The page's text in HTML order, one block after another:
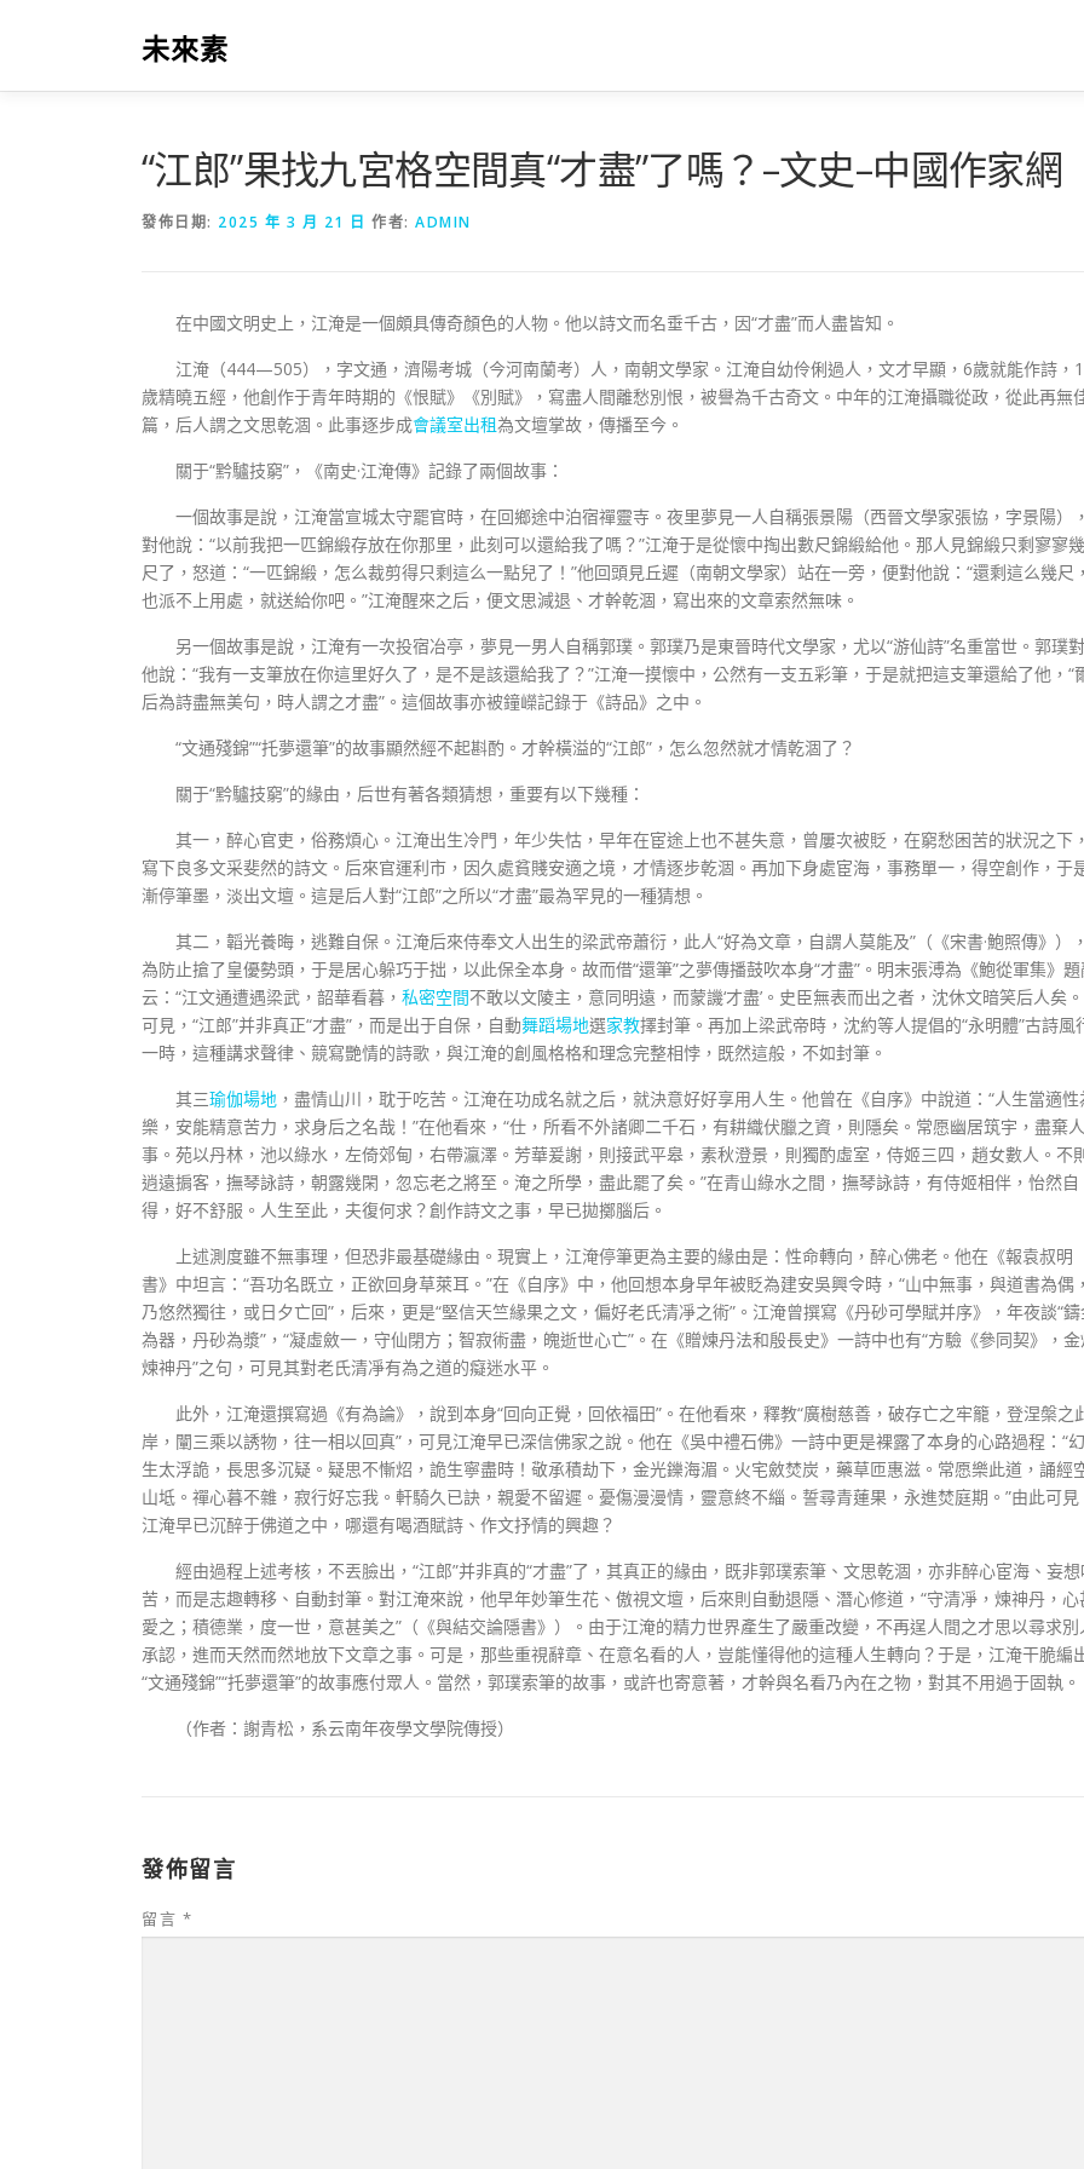
要
未來素
“江郎”果找九宮格空間真“才盡”了嗎？–文史–中國作家網
發佈日期: 2025 年 3 月 21 日 作者: ADMIN
在中國文明史上，江淹是一個頗具傳奇顏色的人物。他以詩文而名垂千古，因“才盡”而人盡皆知。
江淹（444—505），字文通，濟陽考城（今河南蘭考）人，南朝文學家。江淹自幼伶俐過人，文才早顯，6歲就能作詩，
歲精曉五經，他創作于青年時期的《恨賦》《別賦》，寫盡人間離愁別恨，被譽為千古奇文。中年的江淹攝職從政，從此再無
篇，后人謂之文思乾涸。此事逐步成會議室出租為文壇掌故，傳播至今。
關于“黔驢技窮”，《南史·江淹傳》記錄了兩個故事：
一個故事是說，江淹當宣城太守罷官時，在回鄉途中泊宿禪靈寺。夜里夢見一人自稱張景陽（西晉文學家張協，字景陽）
對他說：“以前我把一匹錦緞存放在你那里，此刻可以還給我了嗎？”江淹于是從懷中掏出數尺錦緞給他。那人見錦緞只剩寥寥幾
尺了，怒道：“一匹錦緞，怎么裁剪得只剩這么一點兒了！”他回頭見丘遲（南朝文學家）站在一旁，便對他說：“還剩這么幾尺
也派不上用處，就送給你吧。”江淹醒來之后，便文思減退、才幹乾涸，寫出來的文章索然無味。
另一個故事是說，江淹有一次投宿冶亭，夢見一男人自稱郭璞。郭璞乃是東晉時代文學家，尤以“游仙詩”名重當世。郭璞對
他說：“我有一支筆放在你這里好久了，是不是該還給我了？”江淹一摸懷中，公然有一支五彩筆，于是就把這支筆還給了他，“
后為詩盡無美句，時人謂之才盡”。這個故事亦被鐘嶸記錄于《詩品》之中。
“文通殘錦”“托夢還筆”的故事顯然經不起斟酌。才幹橫溢的“江郎”，怎么忽然就才情乾涸了？
關于“黔驢技窮”的緣由，后世有著各類猜想，重要有以下幾種：
其一，醉心官吏，俗務煩心。江淹出生冷門，年少失怙，早年在宦途上也不甚失意，曾屢次被貶，在窮愁困苦的狀況之下
寫下良多文采斐然的詩文。后來官運利市，因久處貧賤安適之境，才情逐步乾涸。再加下身處宦海，事務單一，得空創作，于
漸停筆墨，淡出文壇。這是后人對“江郎”之所以“才盡”最為罕見的一種猜想。
其二，韜光養晦，逃難自保。江淹后來侍奉文人出生的梁武帝蕭衍，此人“好為文章，自謂人莫能及”（《宋書·鮑照傳》）
為防止搶了皇優勢頭，于是居心躲巧于拙，以此保全本身。故而借“還筆”之夢傳播鼓吹本身“才盡”。明末張溥為《鮑從軍集》
云：“江文通遭遇梁武，韶華看暮， 私密空間不敢以文陵主，意同明遠，而蒙譏‘才盡’。史臣無表而出之者，沈休文暗笑后人矣
可見，“江郎”并非真正“才盡”，而是出于自保，自動舞蹈場地選家教擇封筆。再加上梁武帝時，沈約等人提倡的“永明體”古詩風
一時，這種講求聲律、競寫艷情的詩歌，與江淹的創風格格和理念完整相悖，既然這般，不如封筆。
其三瑜伽場地 ，盡情山川，耽于吃苦。江淹在功成名就之后，就決意好好享用人生。他曾在《自序》中說道：“人生當適性
樂，安能精意苦力，求身后之名哉！”在他看來，“仕，所看不外諸卿二千石，有耕織伏臘之資，則隱矣。常愿幽居筑宇，盡棄人
事。苑以丹林，池以綠水，左倚郊甸，右帶瀛澤。芳華爰謝，則接武平皋，素秋澄景，則獨酌虛室，侍姬三四，趙女數人。不
逍遠掮客，撫琴詠詩，朝露幾閑，忽忘老之將至。淹之所學，盡此罷了矣。”在青山綠水之間，撫琴詠詩，有侍姬相伴，怡然自
得，好不舒服。人生至此，夫復何求？創作詩文之事，早已拋擲腦后。
上述測度雖不無事理，但恐非最基礎緣由。現實上，江淹停筆更為主要的緣由是：性命轉向，醉心佛老。他在《報袁叔明
書》中坦言：“吾功名既立，正欲回身草萊耳。”在《自序》中，他回想本身早年被貶為建安吳興令時，“山中無事，與道書為偶
乃悠然獨往，或日夕亡回”，后來，更是“堅信天竺緣果之文，偏好老氏清凈之術”。江淹曾撰寫《丹砂可學賦并序》，年夜談“
為器，丹砂為漿”，“凝虛斂一，守仙閉方；智寂術盡，魄逝世心亡”。在《贈煉丹法和殷長史》一詩中也有“方驗《參同契》，
煉神丹”之句，可見其對老氏清凈有為之道的癡迷水平。
此外，江淹還撰寫過《有為論》，說到本身“回向正覺，回依福田”。在他看來，釋教“廣樹慈善，破存亡之牢籠，登涅槃之
岸，闡三乘以誘物，往一相以回真”，可見江淹早已深信佛家之說。他在《吳中禮石佛》一詩中更是裸露了本身的心路過程：“幻
生太浮詭，長思多沉疑。疑思不慚炤，詭生寧盡時！敬承積劫下，金光鑠海湄。火宅斂焚炭，藥草匝惠滋。常愿樂此道，誦經
山坻。禪心暮不雜，寂行好忘我。軒騎久已訣，親愛不留遲。憂傷漫漫情，靈意終不緇。誓尋青蓮果，永進焚庭期。”由此可見
江淹早已沉醉于佛道之中，哪還有喝酒賦詩、作文抒情的興趣？
經由過程上述考核，不丟臉出，“江郎”并非真的“才盡”了，其真正的緣由，既非郭璞索筆、文思乾涸，亦非醉心宦海、妄
苦，而是志趣轉移、自動封筆。對江淹來說，他早年妙筆生花、傲視文壇，后來則自動退隱、潛心修道，“守清凈，煉神丹，心
愛之；積德業，度一世，意甚美之”（《與結交論隱書》）。由于江淹的精力世界產生了嚴重改變，不再逞人間之才思以尋求別
承認，進而天然而然地放下文章之事。可是，那些重視辭章、在意名看的人，豈能懂得他的這種人生轉向？于是，江淹干脆編
“文通殘錦”“托夢還筆”的故事應付眾人。當然，郭璞索筆的故事，或許也寄意著，才幹與名看乃內在之物，對其不用過于固執。
（作者：謝青松，系云南年夜學文學院傳授）
發佈留言
留言 *